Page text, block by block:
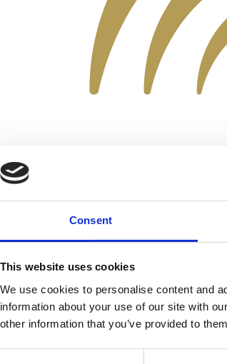
Consent
This website uses cookies
We use cookies to personalise content and
information about your use of our site with
other information that you’ve provided to